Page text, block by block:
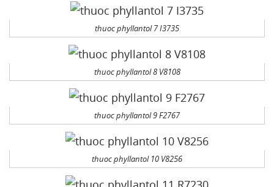
thuoc phyllantol 7 I3735
thuoc phyllantol 8 V8108
thuoc phyllantol 9 F2767
thuoc phyllantol 10 V8256